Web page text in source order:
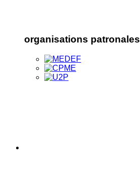
organisations patronales